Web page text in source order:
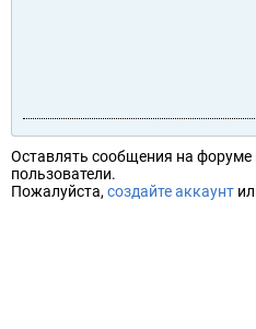
Оставлять сообщения на
пользователи.
Пожалуйста, создайте аккаунт